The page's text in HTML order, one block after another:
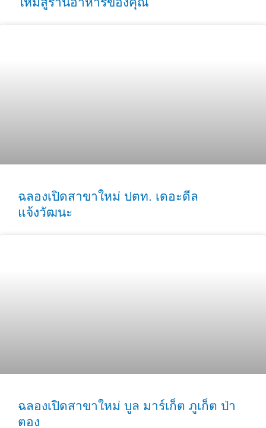
ฉลองเปิดสาขาใหม่ ปตท. เดอะดีล
แจ้งวัฒนะ
ฉลองเปิดสาขาใหม่ บูล มาร์เก็ต ภูเก็ต ป่า
ตอง